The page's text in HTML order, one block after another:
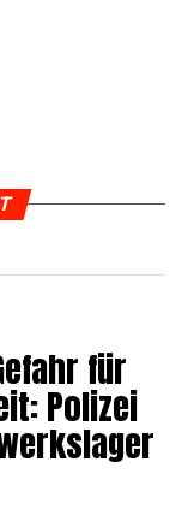
für
Poli­zei